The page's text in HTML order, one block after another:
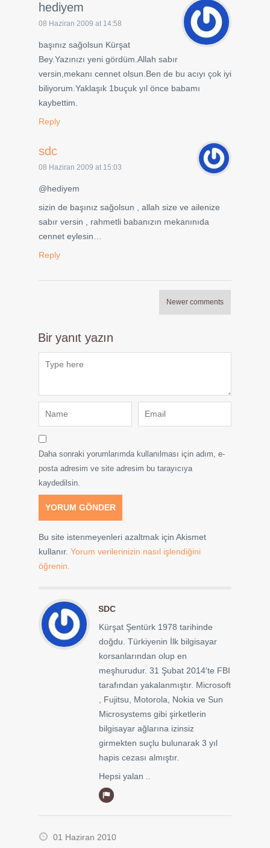
hediyem
08 Haziran 2009 at 14:58
başınız sağolsun Kürşat
Bey.Yazınızı yeni gördüm.Allah sabır
versin,mekanı cennet olsun.Ben de bu acıyı çok iyi
biliyorum.Yaklaşık 1buçuk yıl önce babamı
kaybettim.
Reply
sdc
08 Haziran 2009 at 15:03
@hediyem
sizin de başınız sağolsun , allah size ve ailenize
sabır versin , rahmetli babanızın mekanınıda
cennet eylesin…
Reply
Newer comments
Bir yanıt yazın
Daha sonraki yorumlarımda kullanılması için adım, e-
posta adresim ve site adresim bu tarayıcıya
kaydedilsin.
Bu site istenmeyenleri azaltmak için Akismet
kullanır. Yorum verilerinizin nasıl işlendiğini
öğrenin.
SDC
Kürşat Şentürk 1978 tarihinde
doğdu. Türkiyenin İlk bilgisayar
korsanlarından olup en
meşhurudur. 31 Şubat 2014′te FBI
tarafından yakalanmıştır. Microsoft
, Fujitsu, Motorola, Nokia ve Sun
Microsystems gibi şirketlerin
bilgisayar ağlarına izinsiz
girmekten suçlu bulunarak 3 yıl
hapis cezası almıştır.
Hepsi yalan ..
01 Haziran 2010